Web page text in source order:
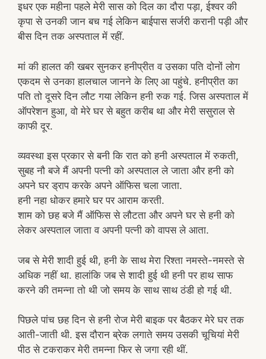
इधर एक महीना पहले मेरी सास को दिल का दौरा पड़ा, ईश्वर की
कृपा से उनकी जान बच गई लेकिन बाईपास सर्जरी करानी पड़ी और
बीस दिन तक अस्पताल में रहीं.
मां की हालत की खबर सुनकर हनीप्रीत व उसका पति दोनों लोग
एकदम से उनका हालचाल जानने के लिए आ पहुंचे. हनीप्रीत का
पति तो दूसरे दिन लौट गया लेकिन हनी रुक गई. जिस अस्पताल में
ऑपरेशन हुआ, वो मेरे घर से बहुत करीब था और मेरी ससुराल से
काफी दूर.
व्यवस्था इस प्रकार से बनी कि रात को हनी अस्पताल में रुकती,
सुबह नौ बजे मैं अपनी पत्नी को अस्पताल ले जाता और हनी को
अपने घर ड्राप करके अपने ऑफिस चला जाता.
हनी नहा धोकर हमारे घर पर आराम करती.
शाम को छह बजे मैं ऑफिस से लौटता और अपने घर से हनी को
लेकर अस्पताल जाता व अपनी पत्नी को वापस ले आता.
जब से मेरी शादी हुई थी, हनी के साथ मेरा रिश्ता नमस्ते-नमस्ते से
अधिक नहीं था. हालांकि जब से शादी हुई थी हनी पर हाथ साफ
करने की तमन्ना तो थी जो समय के साथ साथ ठंडी हो गई थी.
पिछले पांच छह दिन से हनी रोज मेरी बाइक पर बैठकर मेरे घर तक
आती-जाती थी. इस दौरान ब्रेक लगाते समय उसकी चूचियां मेरी
पीठ से टकराकर मेरी तमन्ना फिर से जगा रही थीं.